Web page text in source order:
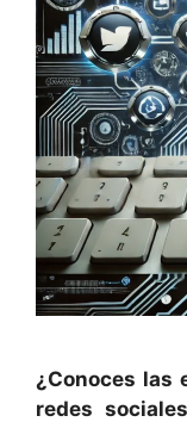
¿Conoces las
redes